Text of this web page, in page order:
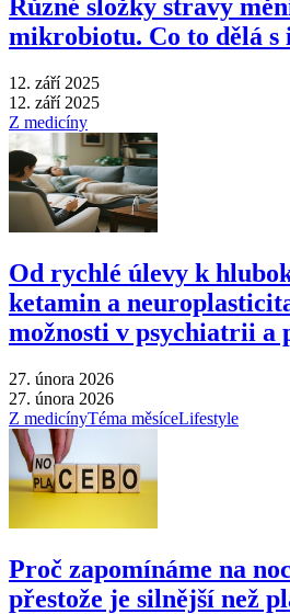
Různé složky stravy
mikrobiotu. Co to dělá s
12. září 2025
12. září 2025
Z medicíny
Od rychlé úlevy k
ketamin a
možnosti v psychiatrii a
27. února 2026
27. února 2026
Z medicínyTéma měsíceLifestyle
Proč zapomínáme na
přestože je silnější než